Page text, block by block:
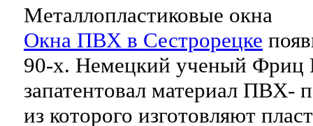
Металлопластиковые окна
Окна ПВХ в Сестрорецке
90-х. Немецкий ученый Фриц
запатентовал материал ПВХ-
из которого изготовляют